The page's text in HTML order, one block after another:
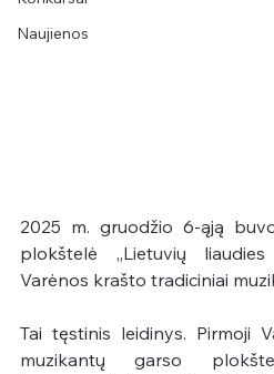
Naujienos
2025 m. gruodžio 6-ąją
plokštelė „Lietuvių
Varėnos krašto tradiciniai
Tai tęstinis leidinys. Pirmoji
muzikantų garso